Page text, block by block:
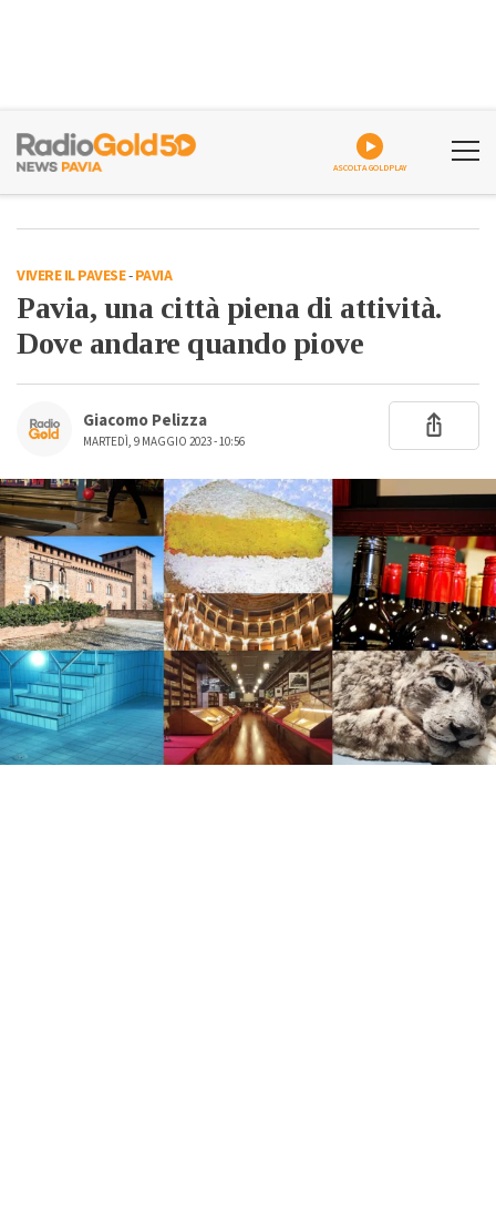
ASCOLTA GOLDPLAY
VIVERE IL PAVESE-PAVIA
Pavia, una città piena di attività.
Dove andare quando piove
Giacomo Pelizza
MARTEDÌ, 9 MAGGIO 2023 - 10:56